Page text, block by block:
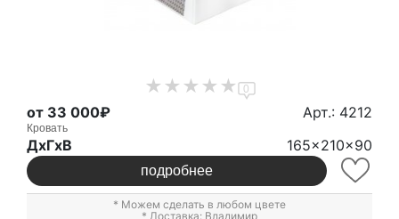
0
от 33 000₽ Арт.: 4212
Кровать
ДxГxВ 165x210x90
подробнее
* Можем сделать в любом цвете
* Доставка: Владимир